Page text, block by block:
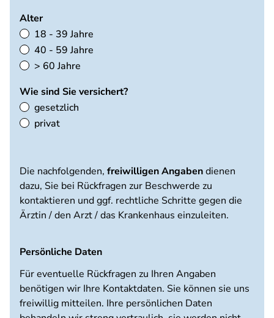
Alter
18 - 39 Jahre
40 - 59 Jahre
> 60 Jahre
Wie sind Sie versichert?
gesetzlich
privat
Die nachfolgenden, freiwilligen Angabendienen
dazu, Sie bei Rückfragen zur Beschwerde zu
kontaktieren und ggf. rechtliche Schritte gegen die
Ärztin / den Arzt / das Krankenhaus einzuleiten.
Persönliche Daten
Für eventuelle Rückfragen zu Ihren Angaben
benötigen wir Ihre Kontaktdaten. Sie können sie uns
freiwillig mitteilen. Ihre persönlichen Daten